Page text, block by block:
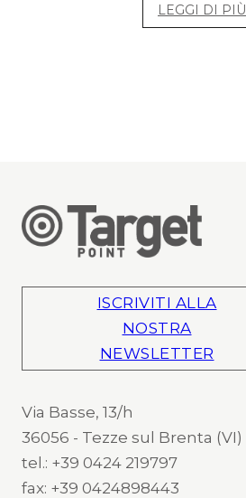
LEGGI DI PIÙ
ISCRIVITI ALLA
NOSTRA
NEWSLETTER
Via Basse, 13/h
36056 - Tezze sul Brenta (VI)
tel.: +39 0424 219797
fax: +39 0424898443